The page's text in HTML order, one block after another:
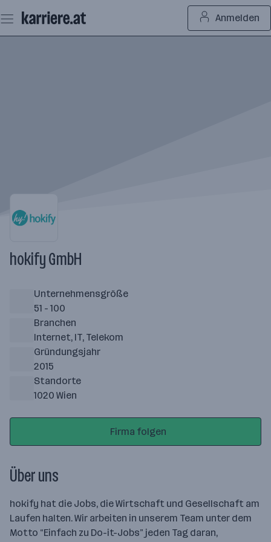
Seiteninhalt
springen
Anmelden
hokify GmbH
Unternehmensgröße
51 - 100
Branchen
Internet, IT, Telekom
Gründungsjahr
2015
Standorte
1020 Wien
Firma folgen
Über uns
hokify hat die Jobs, die Wirtschaft und Gesellschaft am
Laufen halten. Wir arbeiten in unserem Team unter dem
Motto “Einfach zu Do-it-Jobs” jeden Tag daran,